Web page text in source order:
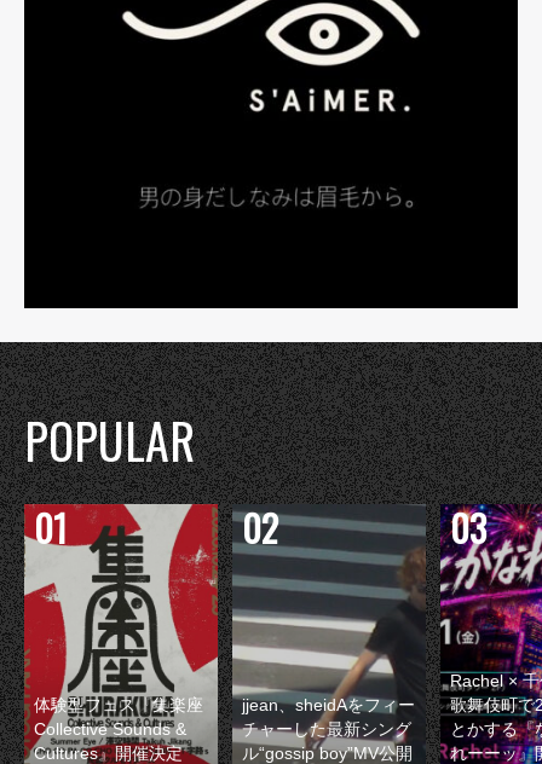
POPULAR
体験型フェス『集楽座
Collective Sounds &
Cultures』開催決定
jjean、sheidAをフィー
チャーした最新シング
ル“gossip boy”MV公開
Rachel ×
歌舞伎町で
とかする『
れーーッ』